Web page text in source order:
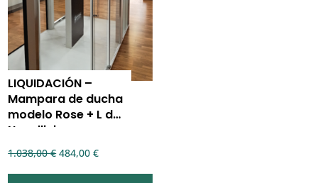
LIQUIDACIÓN –
Mampara de ducha
modelo Rose + L de
Novellini
1.038,00€ 484,00€